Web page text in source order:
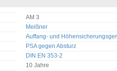
AM 3
Meißner
Auffang- und
PSA gegen Absturz
DIN EN 353-2
10 Jahre